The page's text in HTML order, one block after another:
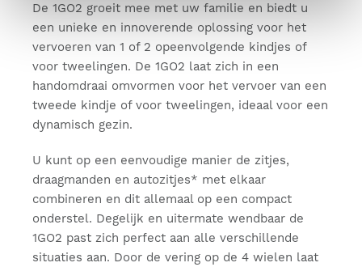
De 1GO2 groeit mee met uw familie en biedt u
een unieke en innoverende oplossing voor het
vervoeren van 1 of 2 opeenvolgende kindjes of
voor tweelingen. De 1GO2 laat zich in een
handomdraai omvormen voor het vervoer van een
tweede kindje of voor tweelingen, ideaal voor een
dynamisch gezin.
U kunt op een eenvoudige manier de zitjes,
draagmanden en autozitjes* met elkaar
combineren en dit allemaal op een compact
onderstel. Degelijk en uitermate wendbaar de
1GO2 past zich perfect aan alle verschillende
situaties aan. Door de vering op de 4 wielen laat